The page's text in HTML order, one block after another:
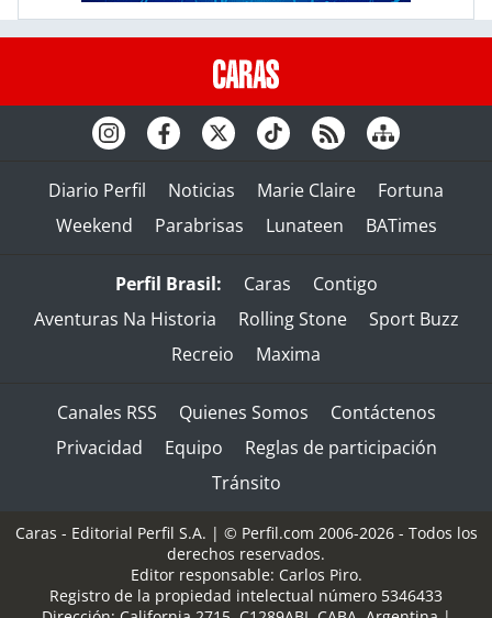
Diario Perfil Noticias Marie Claire
Fortuna
Weekend
Parabrisas Lunateen BATimes
Perfil Brasil: Caras
Contigo
Aventuras Na Historia
Rolling Stone
Sport Buzz
Recreio
Maxima
Canales RSS Quienes Somos
Contáctenos
Privacidad
Equipo
Reglas de participación
Tránsito
Caras - Editorial Perfil S.A. | © Perfil.com 2006-2026 - Todos los
derechos reservados.
Editor responsable: Carlos Piro.
Registro de la propiedad intelectual número 5346433